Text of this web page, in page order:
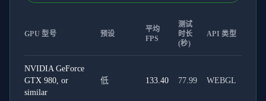
GPU 型号 预设
平均
FPS
测试
时长
(秒)
API 类型
NVIDIA GeForce
GTX 980, or
similar
低 133.40 77.99 WEBGL